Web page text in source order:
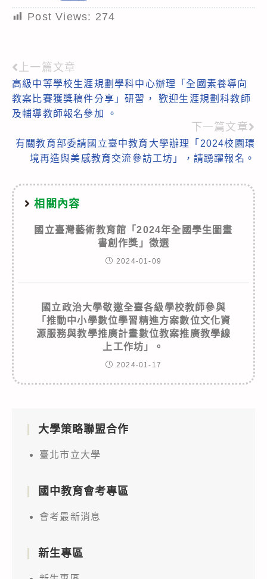
Post Views: 274
Read
more
articles
上一篇文章
高級中等學校生涯規劃學科中心辦理「全國素養導向
教案比賽獲獎稿件分享」研習， 歡迎生涯規劃科教師
及輔導教師報名參加 。
下一篇文章
有關教育部委請國立臺中教育大學辦理「2024校園環
境再造與美感教育交流參訪工坊」，請踴躍報名。
相關內容
國立臺灣藝術教育館「2024年全國學生圖畫
書創作獎」徵選
2024-01-09
國立政治大學敬邀全臺各級學校教師參與
「推動中小學數位學習精進方案數位文化資
源服務與教學推廣計畫數位教案推廣教學線
上工作坊」。
2024-01-17
大學策略聯盟合作
臺北市立大學
國中教育會考專區
會考最新消息
新生專區